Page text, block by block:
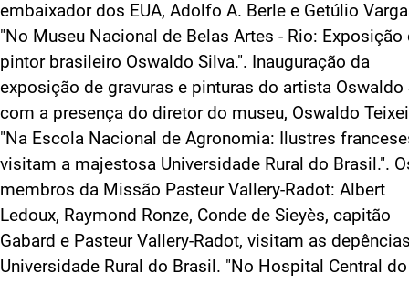
embaixador dos EUA, Adolfo A. Berle e Getúlio
"No Museu Nacional de Belas Artes - Rio: Exposição
pintor brasileiro Oswaldo Silva.". Inauguração da
exposição de gravuras e pinturas do artista Oswaldo
com a presença do diretor do museu, Oswaldo
"Na Escola Nacional de Agronomia: Ilustres
visitam a majestosa Universidade Rural do Brasil.".
membros da Missão Pasteur Vallery-Radot: Albert
Ledoux, Raymond Ronze, Conde de Sieyès, capitão
Gabard e Pasteur Vallery-Radot, visitam as
Universidade Rural do Brasil. "No Hospital Central do